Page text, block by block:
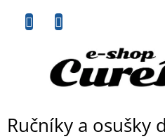
obsah
Ručníky a osušky